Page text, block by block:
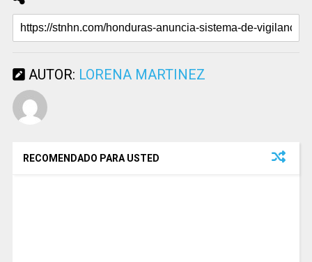
AUTOR: LORENA MARTINEZ
RECOMENDADO PARA USTED